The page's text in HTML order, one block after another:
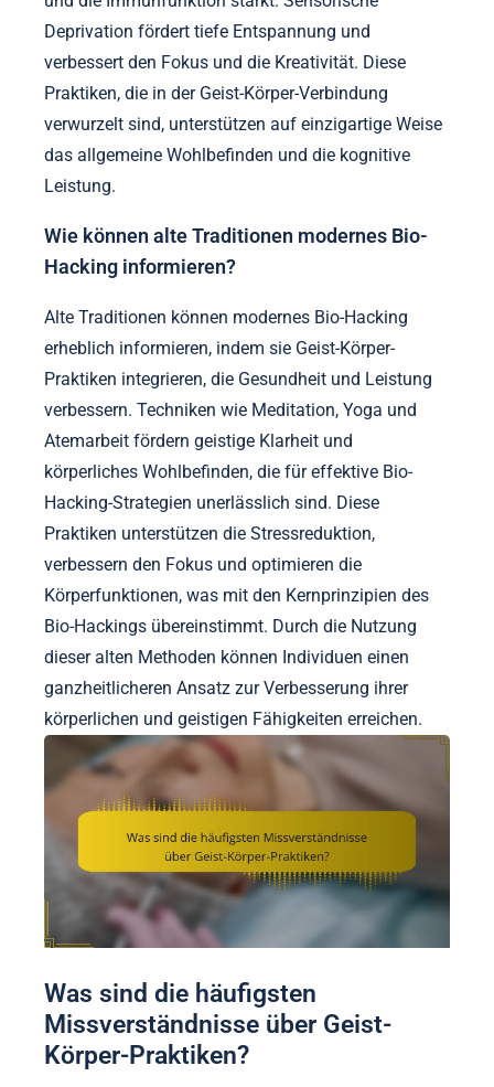
Deprivation fördert tiefe Entspannung und
verbessert den Fokus und die Kreativität. Diese
Praktiken, die in der Geist-Körper-Verbindung
verwurzelt sind, unterstützen auf einzigartige Weise
das allgemeine Wohlbefinden und die kognitive
Leistung.
Wie können alte Traditionen modernes Bio-
Hacking informieren?
Alte Traditionen können modernes Bio-Hacking
erheblich informieren, indem sie Geist-Körper-
Praktiken integrieren, die Gesundheit und Leistung
verbessern. Techniken wie Meditation, Yoga und
Atemarbeit fördern geistige Klarheit und
körperliches Wohlbefinden, die für effektive Bio-
Hacking-Strategien unerlässlich sind. Diese
Praktiken unterstützen die Stressreduktion,
verbessern den Fokus und optimieren die
Körperfunktionen, was mit den Kernprinzipien des
Bio-Hackings übereinstimmt. Durch die Nutzung
dieser alten Methoden können Individuen einen
ganzheitlicheren Ansatz zur Verbesserung ihrer
körperlichen und geistigen Fähigkeiten erreichen.
Was sind die häufigsten
Missverständnisse über Geist-
Körper-Praktiken?